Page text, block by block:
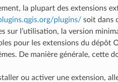
la plupart des extensions
plugins/soit dans
sur l’utilisation, la version
pour les extensions du dépôt
De manière générale, cette
ou activer une extension,